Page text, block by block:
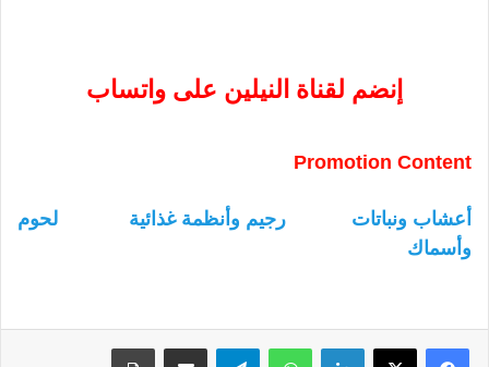
إنضم لقناة النيلين على واتساب
Promotion Content
أعشاب ونباتات رجيم وأنظمة غذائية
لحوم
وأسماك
لينكدإن واتساب